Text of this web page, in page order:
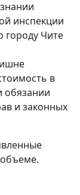
инспекции
городу Чите
в
обязании
и законных